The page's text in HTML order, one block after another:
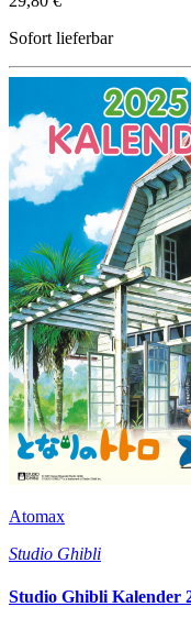
Sofort lieferbar
Atomax
Studio Ghibli
Studio Ghibli Kalender